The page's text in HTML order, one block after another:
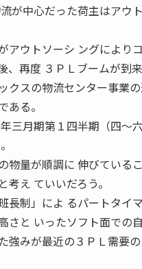
が中心だった荷主はアウ
アウトソーシ ングにより
、再度 ３ＰＬブームが到
クスの物流センター事業
ある。
三月期第１四半期（四〜
物量が順調に 伸びている
考え ていいだろう。
長制」によ るパートタイ
さと いったソフト面での
強みが最近の３ＰＬ需要